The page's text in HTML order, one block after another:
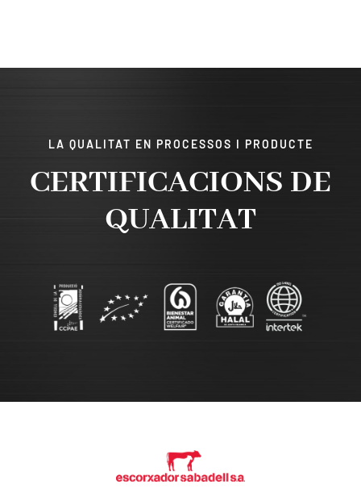
LA QUALITAT EN PROCESSOS I PRODUCTE
CERTIFICACIONS DE
QUALITAT